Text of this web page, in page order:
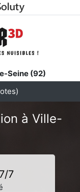
Seine (92)
à Ville-
7